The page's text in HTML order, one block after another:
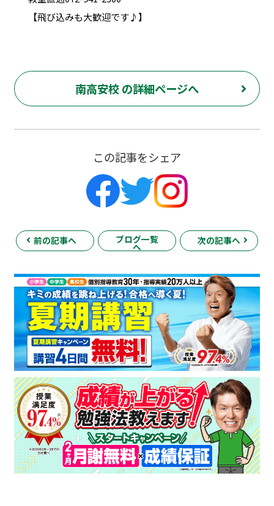
【飛び込みも大歓迎です♪】
南高安校 の詳細ページへ
この記事をシェア
前の記事へ ブログ一覧
へ
次の記事へ